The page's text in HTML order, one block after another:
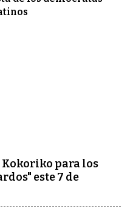
Kokoriko para los
este 7 de